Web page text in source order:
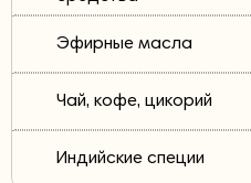
Эфирные масла
Чай, кофе, цикорий
Индийские специи